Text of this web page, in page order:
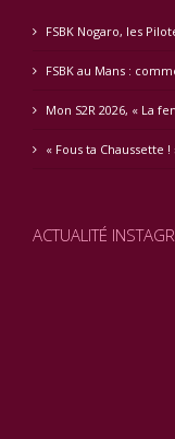
FSBK Nogaro, les
FSBK au Mans :
Mon S2R 2026, « La
« Fous ta Chaussette !
ACTUALITÉ